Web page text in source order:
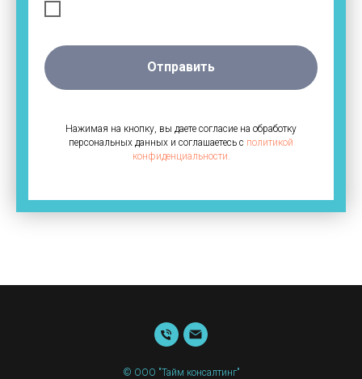
Отправить
Нажимая на кнопку, вы даете согласие на обработку
персональных данных и соглашаетесь c политикой
конфиденциальности.
© ООО "Тайм консалтинг"